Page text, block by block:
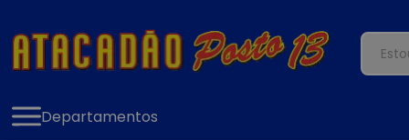
Departamentos